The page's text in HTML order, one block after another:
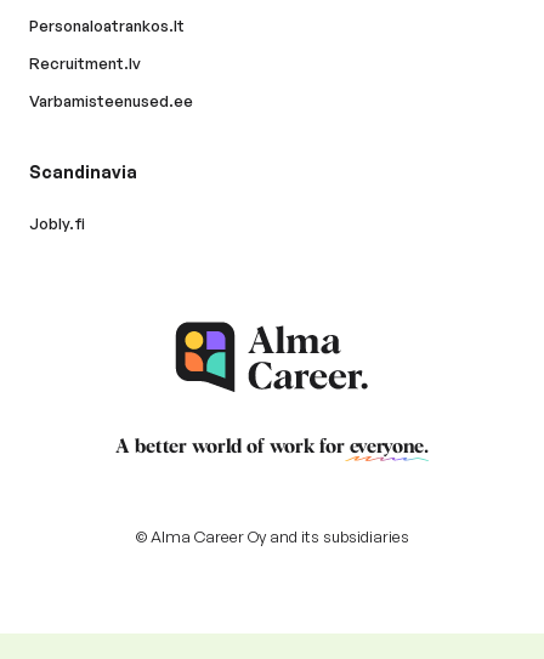
Personaloatrankos.lt
Recruitment.lv
Varbamisteenused.ee
Scandinavia
Jobly.fi
A better world of work for everyone.
© Alma Career Oy and its subsidiaries